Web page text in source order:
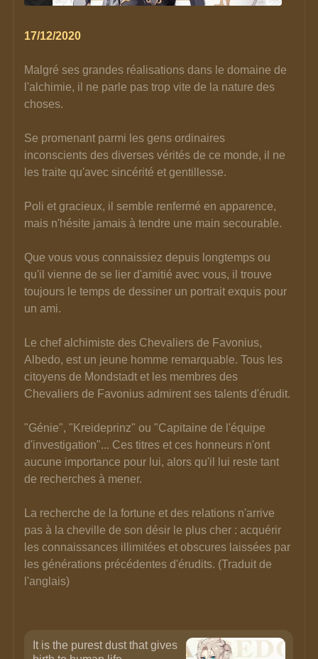
17/12/2020
Malgré ses grandes réalisations dans le domaine de
l'alchimie, il ne parle pas trop vite de la nature des
choses.
Se promenant parmi les gens ordinaires
inconscients des diverses vérités de ce monde, il ne
les traite qu'avec sincérité et gentillesse.
Poli et gracieux, il semble renfermé en apparence,
mais n'hésite jamais à tendre une main secourable.
Que vous vous connaissiez depuis longtemps ou
qu'il vienne de se lier d'amitié avec vous, il trouve
toujours le temps de dessiner un portrait exquis pour
un ami.
Le chef alchimiste des Chevaliers de Favonius,
Albedo, est un jeune homme remarquable. Tous les
citoyens de Mondstadt et les membres des
Chevaliers de Favonius admirent ses talents d'érudit.
"Génie", "Kreideprinz" ou "Capitaine de l'équipe
d'investigation"... Ces titres et ces honneurs n'ont
aucune importance pour lui, alors qu'il lui reste tant
de recherches à mener.
La recherche de la fortune et des relations n'arrive
pas à la cheville de son désir le plus cher : acquérir
les connaissances illimitées et obscures laissées par
les générations précédentes d'érudits. (Traduit de
l'anglais)
It is the purest dust that gives